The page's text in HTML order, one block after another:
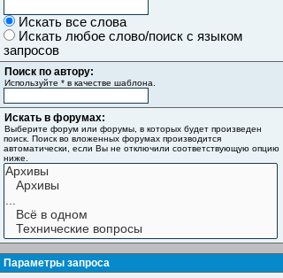
Искать все слова
Искать любое слово/поиск с языком
запросов
Поиск по автору:
Используйте * в качестве шаблона.
Искать в форумах:
Выберите форум или форумы, в которых будет произведен
поиск. Поиск во вложенных форумах производится
автоматически, если Вы не отключили соответствующую опцию
ниже.
Параметры запроса